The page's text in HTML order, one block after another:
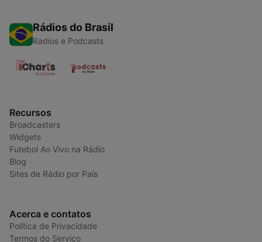
Rádios do Brasil
Radios e Podcasts
Recursos
Broadcasters
Widgets
Futebol Ao Vivo na Rádio
Blog
Sites de Rádio por País
Acerca e contatos
Política de Privacidade
Termos do Serviço